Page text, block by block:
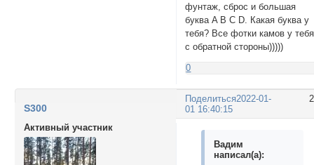
фунтаж, сброс и большая
буква A B C D. Какая буква у
тебя? Все фотки камов у тебя
с обратной стороны)))))
0
Поделиться2022-01-
01 16:40:15
S300
Активный участник
Вадим
написал(а):